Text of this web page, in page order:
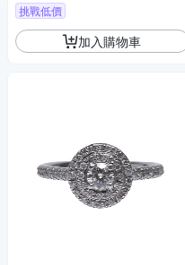
挑戰低價
加入購物車